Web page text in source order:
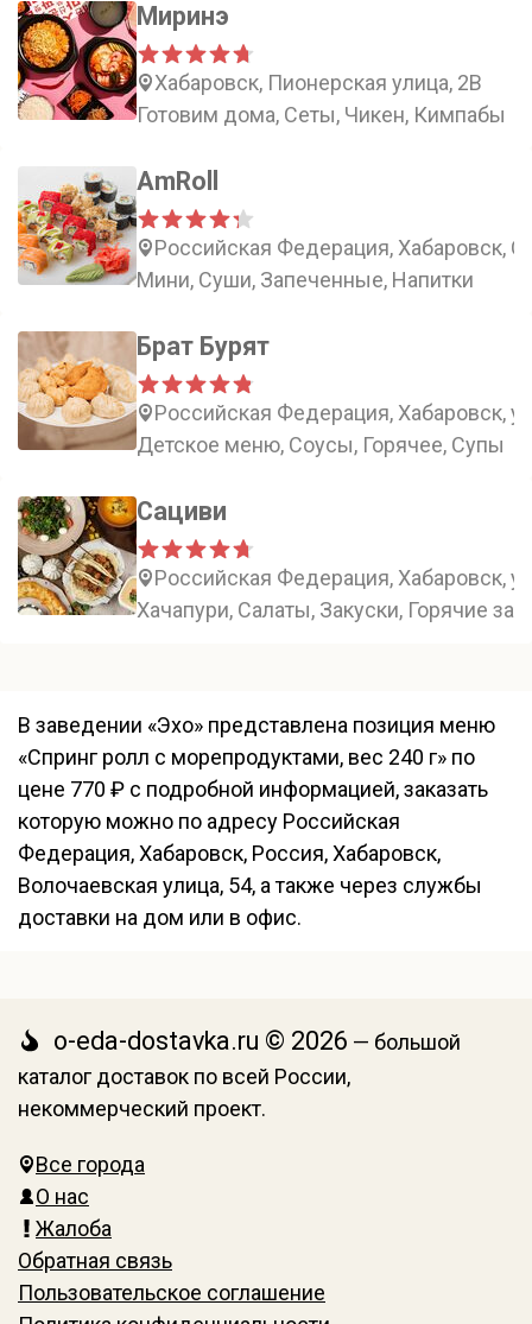
Миринэ
Хабаровск, Пионерская улица, 2В
Готовим дома, Сеты, Чикен, Кимпабы
AmRoll
Российская Федерация, Хабаровск,
Мини, Суши, Запеченные, Напитки
Брат Бурят
Российская Федерация, Хабаровск,
Детское меню, Соусы, Горячее, Супы
Сациви
Российская Федерация, Хабаровск,
Хачапури, Салаты, Закуски, Горячие
В заведении «Эхо» представлена позиция меню
«Спринг ролл с морепродуктами, вес 240 г» по
цене 770 ₽ с подробной информацией, заказать
которую можно по адресу Российская
Федерация, Хабаровск, Россия, Хабаровск,
Волочаевская улица, 54, а также через службы
доставки на дом или в офис.
o-eda-dostavka.ru © 2026 — большой
каталог доставок по всей России,
некоммерческий проект.
Все города
О нас
Жалоба
Обратная связь
Пользовательское соглашение